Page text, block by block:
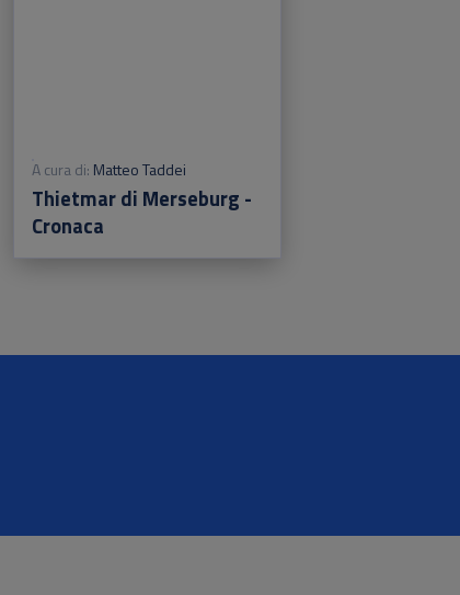
A cura di: Matteo Taddei
Thietmar di Merseburg -
Cronaca